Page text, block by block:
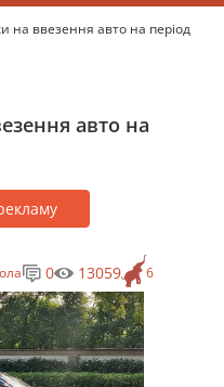
на ввезення авто на період
авто на
6
0 13059